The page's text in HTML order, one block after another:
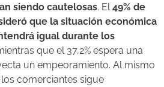
siendo cautelosas. El 49% de
que la situación económica
igual durante los
que el 37,2% espera una
un empeoramiento. Al mismo
comerciantes sigue